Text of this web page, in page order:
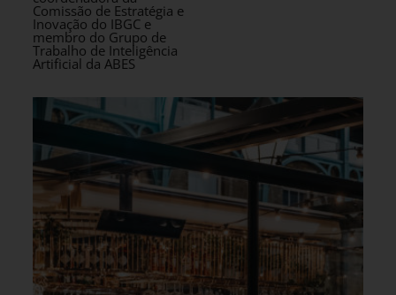
Comissão de Estratégia e
Inovação do IBGC e
membro do Grupo de
Trabalho de Inteligência
Artificial da ABES